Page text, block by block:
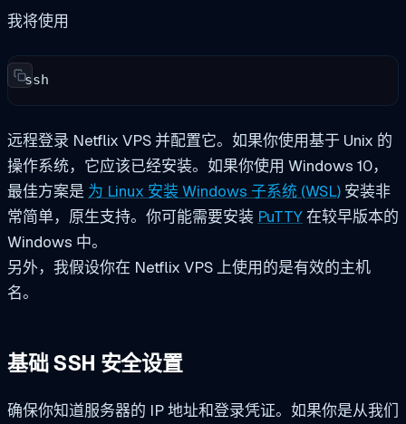
我将使用
ssh
远程登录 Netflix VPS 并配置它。如果你使用基于 Unix 的
操作系统，它应该已经安装。如果你使用 Windows 10，
最佳方案是 为 Linux 安装 Windows 子系统 (WSL) 安装非
常简单，原生支持。你可能需要安装 PuTTY在较早版本的
Windows 中。
另外，我假设你在 Netflix VPS 上使用的是有效的主机
名。
基础 SSH 安全设置
确保你知道服务器的 IP 地址和登录凭证。如果你是从我们